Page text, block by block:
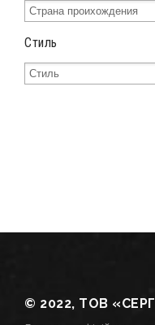
Стиль
© 2022, ТОВ